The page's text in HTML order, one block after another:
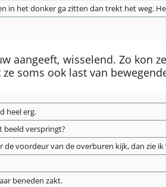
in het donker ga zitten dan trekt het weg.
aangeeft, wisselend. Zo kon
soms ook last van
heel erg.
beeld verspringt?
voordeur van de overburen kijk, dan zie
beneden zakt.